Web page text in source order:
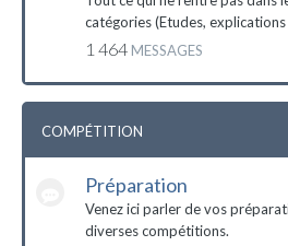
catégories (Etudes, explications
1 464 MESSAGES
COMPÉTITION
Préparation
Venez ici parler de vos
diverses compétitions.